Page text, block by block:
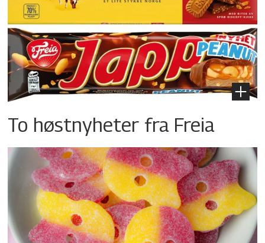
To høstnyheter fra Freia